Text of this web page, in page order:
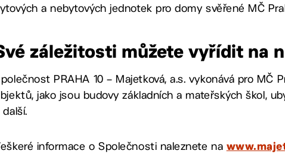
a nebytových jednotek pro domy svěřené MČ
záležitosti můžete vyřídit na
PRAHA 10 – Majetková, a.s. vykonává pro MČ
jako jsou budovy základních a mateřských škol,
další.
informace o Společnosti naleznete na